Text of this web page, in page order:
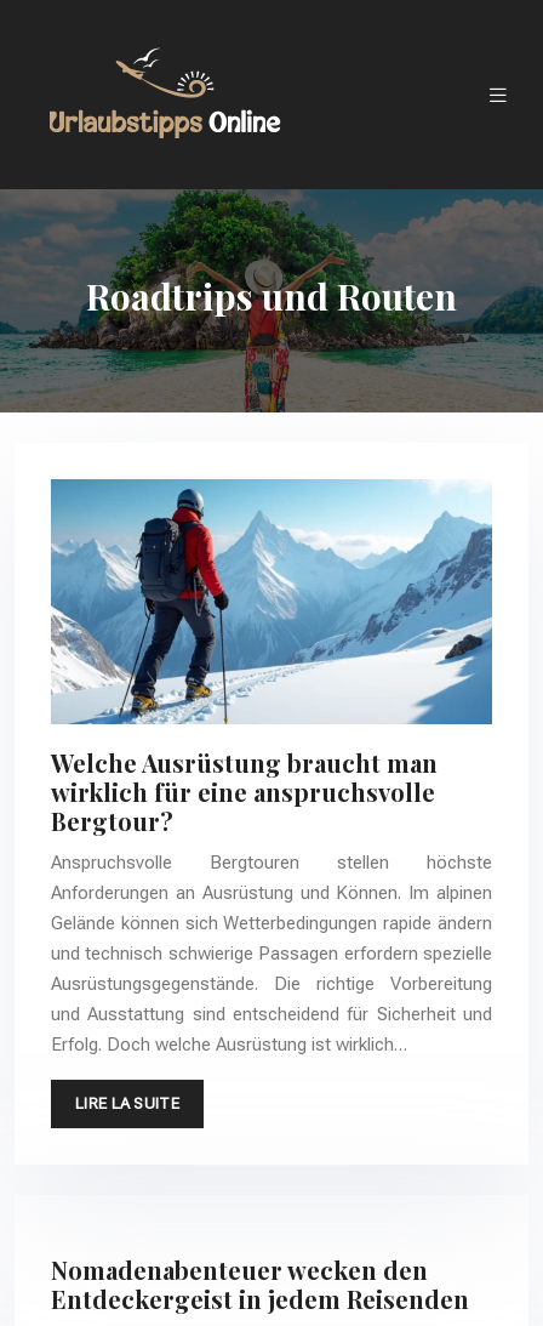
Roadtrips und Routen
Welche Ausrüstung braucht man
wirklich für eine anspruchsvolle
Bergtour?
Anspruchsvolle Bergtouren stellen höchste
Anforderungen an Ausrüstung und Können. Im alpinen
Gelände können sich Wetterbedingungen rapide ändern
und technisch schwierige Passagen erfordern spezielle
Ausrüstungsgegenstände. Die richtige Vorbereitung
und Ausstattung sind entscheidend für Sicherheit und
Erfolg. Doch welche Ausrüstung ist wirklich…
LIRE LA SUITE
Nomadenabenteuer wecken den
Entdeckergeist in jedem Reisenden